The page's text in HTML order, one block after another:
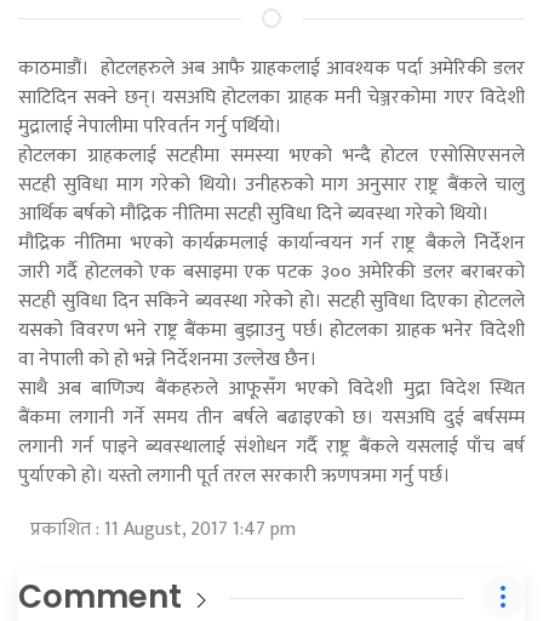
काठमाडौं। होटलहरुले अब आफै ग्राहकलाई आवश्यक पर्दा अमेरिकी डलर
साटिदिन सक्ने छन्। यसअघि होटलका ग्राहक मनी चेञ्जरकोमा गएर विदेशी
मुद्रालाई नेपालीमा परिवर्तन गर्नु पर्थियो।
होटलका ग्राहकलाई सटहीमा समस्या भएको भन्दै होटल एसोसिएसनले
सटही सुविधा माग गरेको थियो। उनीहरुको माग अनुसार राष्ट्र बैंकले चालु
आर्थिक बर्षको मौद्रिक नीतिमा सटही सुविधा दिने ब्यवस्था गरेको थियो।
मौद्रिक नीतिमा भएको कार्यक्रमलाई कार्यान्वयन गर्न राष्ट्र बैकले निर्देशन
जारी गर्दै होटलको एक बसाइमा एक पटक ३०० अमेरिकी डलर बराबरको
सटही सुविधा दिन सकिने ब्यवस्था गरेको हो। सटही सुविधा दिएका होटलले
यसको विवरण भने राष्ट्र बैंकमा बुझाउनु पर्छ। होटलका ग्राहक भनेर विदेशी
वा नेपाली को हो भन्ने निर्देशनमा उल्लेख छैन।
साथै अब बाणिज्य बैंकहरुले आफूसँग भएको विदेशी मुद्रा विदेश स्थित
बैंकमा लगानी गर्ने समय तीन बर्षले बढाइएको छ। यसअघि दुई बर्षसम्म
लगानी गर्न पाइने ब्यवस्थालाई संशोधन गर्दै राष्ट्र बैंकले यसलाई पाँच बर्ष
पुर्याएको हो। यस्तो लगानी पूर्त तरल सरकारी ऋणपत्रमा गर्नु पर्छ।
प्रकाशित : 11 August, 2017 1:47 pm
Comment